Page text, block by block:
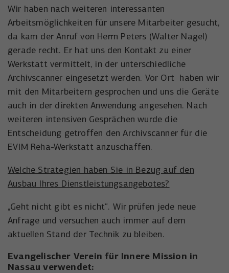
Wir haben nach weiteren interessanten
Arbeitsmöglichkeiten für unsere Mitarbeiter gesucht,
da kam der Anruf von Herrn Peters (Walter Nagel)
gerade recht. Er hat uns den Kontakt zu einer
Werkstatt vermittelt, in der unterschiedliche
Archivscanner eingesetzt werden. Vor Ort haben wir
mit den Mitarbeitern gesprochen und uns die Geräte
auch in der direkten Anwendung angesehen. Nach
weiteren intensiven Gesprächen wurde die
Entscheidung getroffen den Archivscanner für die
EVIM Reha-Werkstatt anzuschaffen.
Welche Strategien haben Sie in Bezug auf den
Ausbau Ihres Dienstleistungsangebotes?
„Geht nicht gibt es nicht“. Wir prüfen jede neue
Anfrage und versuchen auch immer auf dem
aktuellen Stand der Technik zu bleiben.
Evangelischer Verein für Innere Mission in
Nassau verwendet: